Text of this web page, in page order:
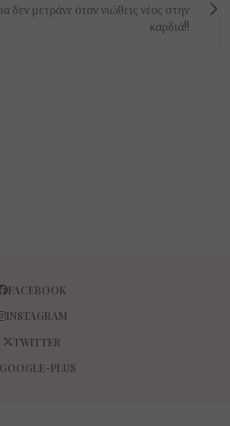
δεν μετράνε όταν νιώθεις νέος στην
καρδιά!!
FACEBOOK
INSTAGRAM
TWITTER
GOOGLE-PLUS